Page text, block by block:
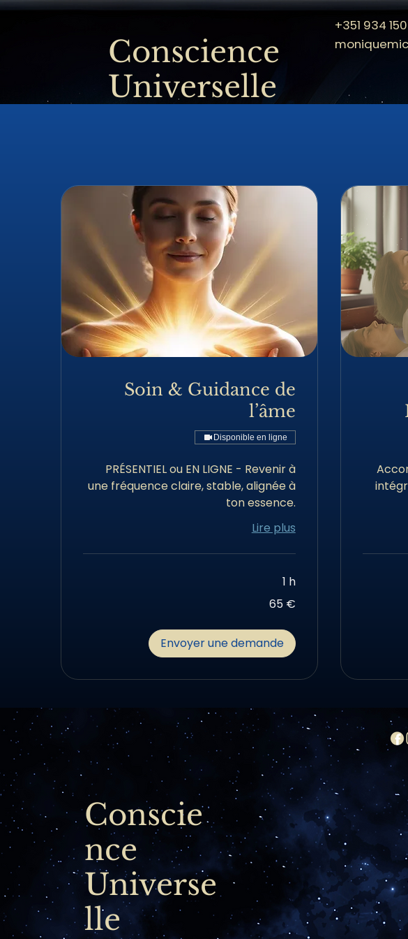
Conscience
Universelle
+351 934
Soin & Guidance de
l’âme
Disponible en ligne
PRÉSENTIEL ou EN LIGNE - Revenir à
une fréquence claire, stable, alignée à
ton essence.
Lire plus
1 h
65 €
Envoyer une demande
Conscie
nce
Universe
lle